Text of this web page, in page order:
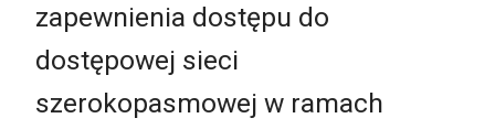
zapewnienia dostępu do
dostępowej sieci
szerokopasmowej w ramach